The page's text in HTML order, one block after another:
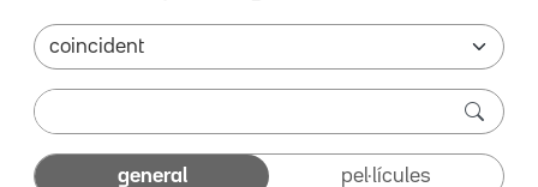
general pel·lícules